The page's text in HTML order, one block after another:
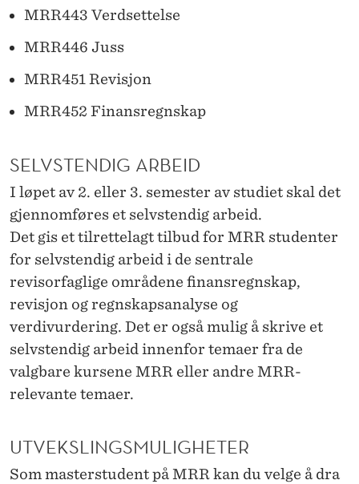
MRR443 Verdsettelse
MRR446 Juss
MRR451 Revisjon
MRR452 Finansregnskap
SELVSTENDIG ARBEID
I løpet av 2. eller 3. semester av studiet skal det
gjennomføres et selvstendig arbeid.
Det gis et tilrettelagt tilbud for MRR studenter
for selvstendig arbeid i de sentrale
revisorfaglige områdene finansregnskap,
revisjon og regnskapsanalyse og
verdivurdering. Det er også mulig å skrive et
selvstendig arbeid innenfor temaer fra de
valgbare kursene MRR eller andre MRR-
relevante temaer.
UTVEKSLINGSMULIGHETER
Som masterstudent på MRR kan du velge å dra